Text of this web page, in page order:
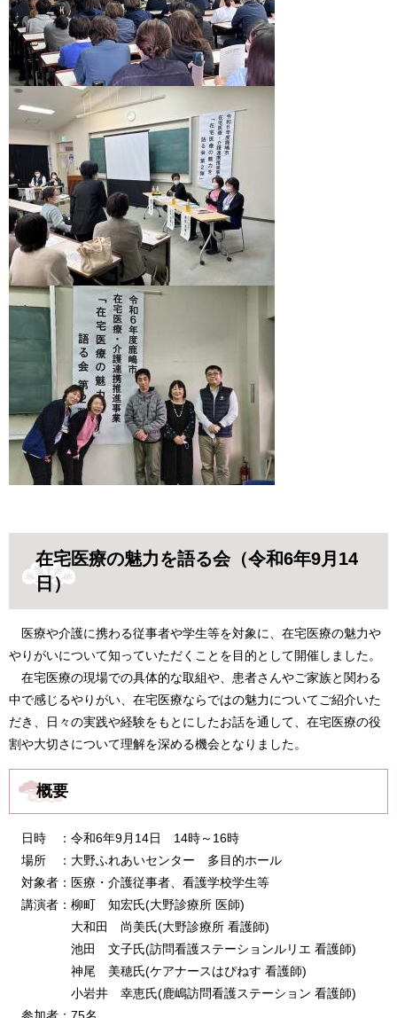
在宅医療の魅力を語る会（令和6年9月14
日）
医療や介護に携わる従事者や学生等を対象に、在宅医療の魅力や
やりがいについて知っていただくことを目的として開催しました。
在宅医療の現場での具体的な取組や、患者さんやご家族と関わる
中で感じるやりがい、在宅医療ならではの魅力についてご紹介いた
だき、日々の実践や経験をもとにしたお話を通して、在宅医療の役
割や大切さについて理解を深める機会となりました。
概要
​ 日時 ：令和6年9月14日 14時～16時
場所 ：大野ふれあいセンター 多目的ホール
対象者：医療・介護従事者、看護学校学生等
講演者：柳町 知宏氏(大野診療所 医師)
大和田 尚美氏(大野診療所 看護師)
池田 文子氏(訪問看護ステーションルリエ 看護師)
神尾 美穂氏(ケアナースはぴねす 看護師)
小岩井 幸恵氏(鹿嶋訪問看護ステーション 看護師)